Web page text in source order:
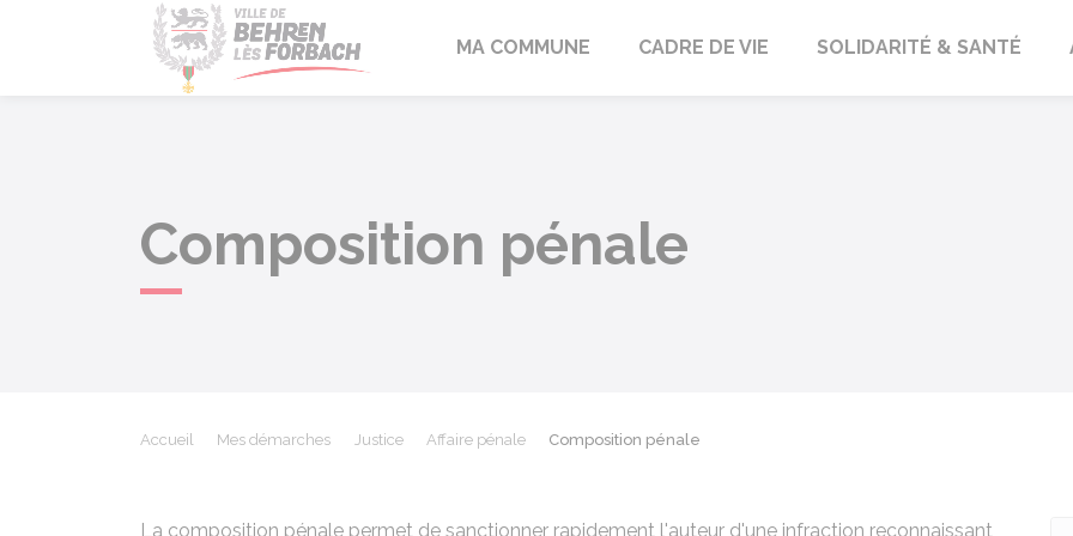
Behren-lès-Forbach
MA COMMUNE CADRE DE VIE SOLIDARITÉ & SANTÉ
Composition pénale
Accueil Mes démarches Justice Affaire pénale Composition pénale
La composition pénale permet de sanctionner rapidement l'auteur d'une infraction reconnaissant